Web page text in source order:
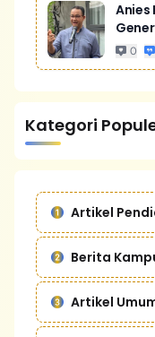
Anies
0
Kategori
Artikel
Berita
Artikel